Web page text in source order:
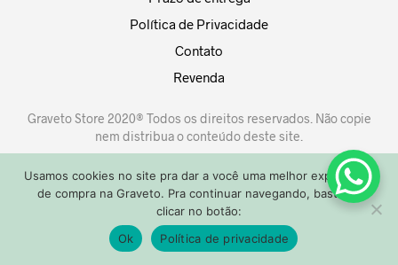
Aniversário Graveto, todo site com 25% off! Dispensar
Política de Privacidade
Contato
Revenda
Graveto Store 2020® Todos os direitos reservados. Não copie
nem distribua o conteúdo deste site.
Usamos cookies no site pra dar a você uma melhor experiência
de compra na Graveto. Pra continuar navegando, basta só
clicar no botão:
Ok
Política de privacidade